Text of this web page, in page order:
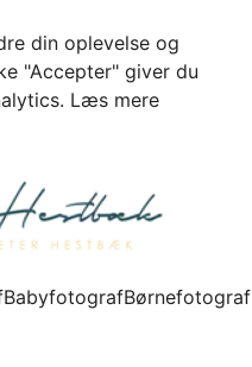
din oplevelse og
"Accepter" giver du
Læs mere
BabyfotografBørnefotograf